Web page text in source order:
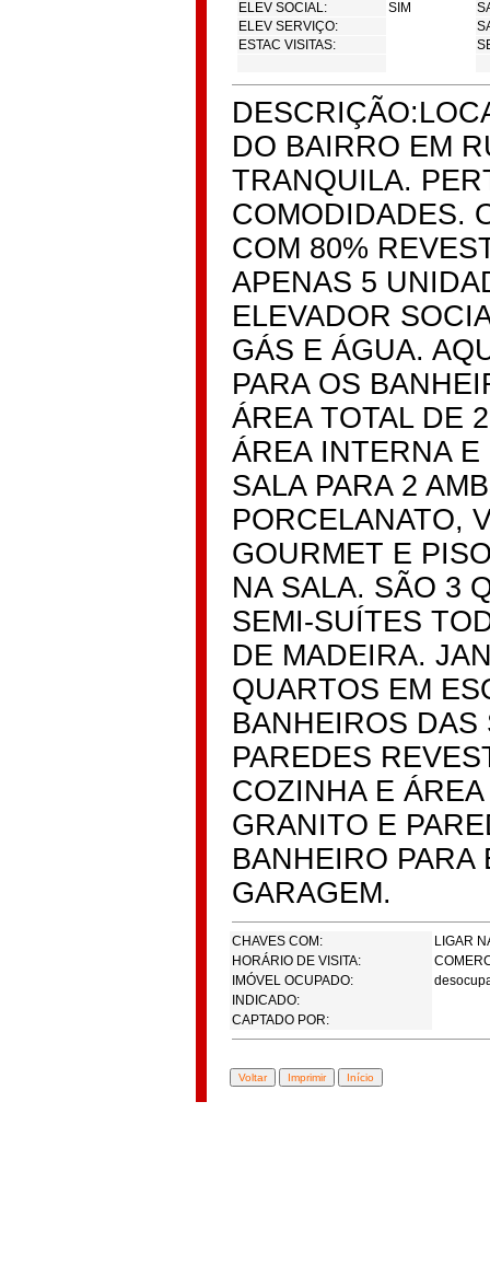
ELEV SOCIAL:
SIM
ELEV SERVIÇO:
ESTAC VISITAS:
DO BAIRRO EM
TRANQUILA.
COMODIDADES.
COM 80%
APENAS 5
ELEVADOR
GÁS E ÁGUA.
PARA OS
ÁREA TOTAL DE
ÁREA INTERNA
SALA PARA 2
PORCELANATO,
GOURMET E
NA SALA. SÃO 3
SEMI-SUÍTES
DE MADEIRA.
QUARTOS EM
BANHEIROS
PAREDES
COZINHA E
GRANITO E
BANHEIRO PARA
GARAGEM.
CHAVES COM:
LIGAR
HORÁRIO DE VISITA:
IMÓVEL OCUPADO:
INDICADO:
CAPTADO POR: